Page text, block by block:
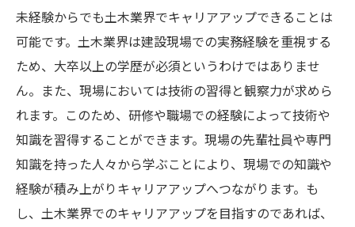
未経験からでも土木業界でキャリアアップできることは
可能です。土木業界は建設現場での実務経験を重視する
ため、大卒以上の学歴が必須というわけではありませ
ん。また、現場においては技術の習得と観察力が求めら
れます。このため、研修や職場での経験によって技術や
知識を習得することができます。現場の先輩社員や専門
知識を持った人々から学ぶことにより、現場での知識や
経験が積み上がりキャリアアップへつながります。も
し、土木業界でのキャリアアップを目指すのであれば、